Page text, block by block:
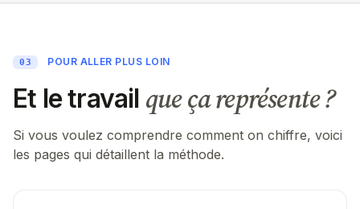
03 POUR ALLER PLUS LOIN
Et le travail que ça représente ?
Si vous voulez comprendre comment on chiffre, voici
les pages qui détaillent la méthode.